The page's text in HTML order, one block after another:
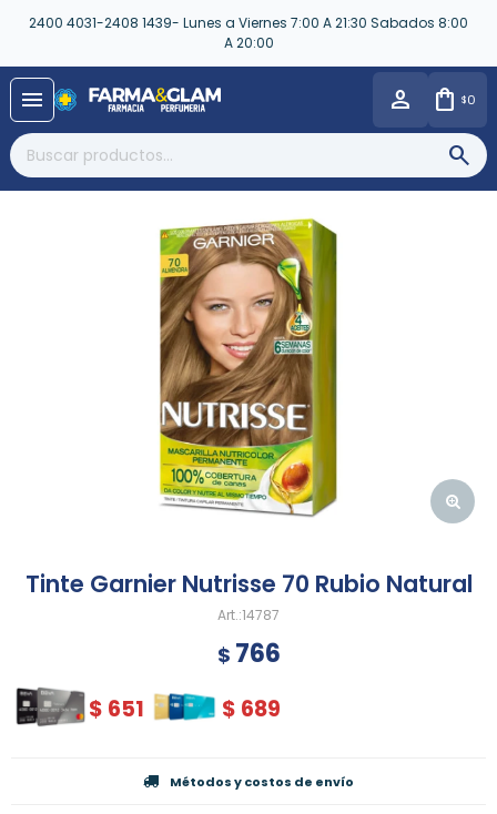
2400 4031-2408 1439- Lunes a Viernes 7:00 A 21:30 Sabados 8:00
A 20:00
menu $0
Tinte Garnier Nutrisse 70 Rubio Natural
14787
$ 766
$ 651 $ 689
Métodos y costos de envío